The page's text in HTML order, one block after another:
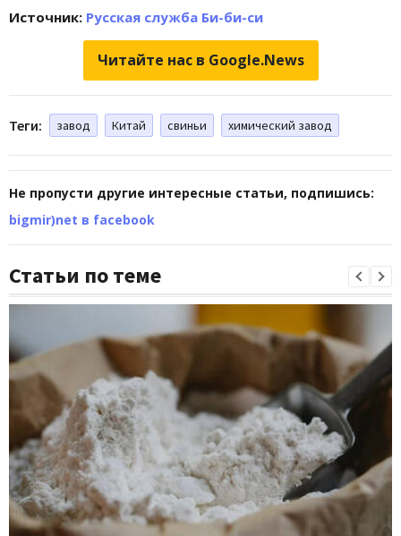
Источник: Русская служба Би-би-си
Читайте нас в Google.News
Теги: завод Китай свиньи химический завод
Не пропусти другие интересные статьи, подпишись:
bigmir)net в facebook
Статьи по теме